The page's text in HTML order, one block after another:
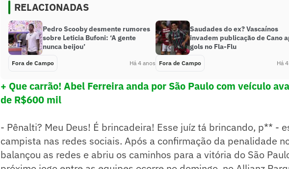
RELACIONADAS
Pedro Scooby desmente rumores
sobre Leticia Bufoni: ‘A gente
nunca beijou’
Fora de Campo Há 4 anos
Saudades do ex? Vascaínos
invadem publicação de Cano
gols no Fla-Flu
Fora de Campo Há
+ Que carrão! Abel Ferreira anda por São Paulo com veículo
de R$600 mil
- Pênalti? Meu Deus! É brincadeira! Esse juíz tá brincando, p** -
campista nas redes sociais. Após a confirmação da penalidade
balançou as redes e abriu os caminhos para a vitória do São